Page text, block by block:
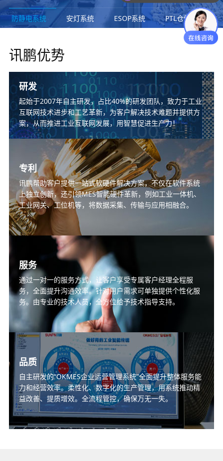
防静电系统 安灯系统 ESOP系统 PTL仓储亮灯系统
讯鹏优势
研发
起始于2007年自主研发，占比40%的研发团队，致力于工业
互联网技术进步和工艺革新，为客户解决技术难题并提供方
案，从而推进工业互联网发展，用智慧促进生产力！
专利
讯鹏帮助客户提供一站式软硬件解决方案，不仅在软件系统
上独立创新，还引领MES智能硬件革新，例如工业一体机、
工业网关、工位机等，将数据采集、传输与应用相融合。
服务
通过一对一的服务方式，让客户享受专属客户经理全程服
务，全面提升沟通效率。针对用户需求可单独提供个性化服
务。由专业的技术人员，全方位给予技术指导支持。
品质
自主研发的“OKMES企业运营管理系统”全面提升整体服务能
力和经营效率。柔性化、数字化的生产管理，用系统推动精
益改善、提质增效。全流程管控，确保万无一失。